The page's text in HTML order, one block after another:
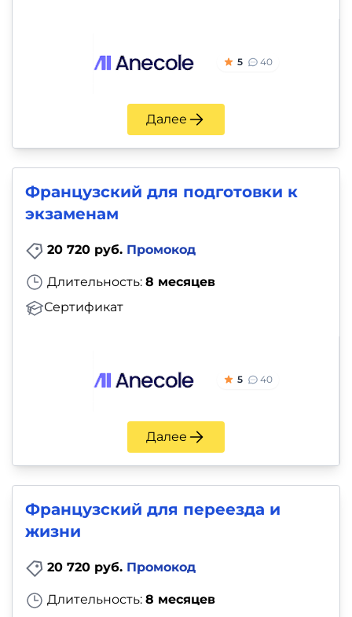
5 40
Далее
Французский для подготовки к
экзаменам
20 720 руб. Промокод
Длительность: 8 месяцев
Сертификат
5 40
Далее
Французский для переезда и
жизни
20 720 руб. Промокод
Длительность: 8 месяцев